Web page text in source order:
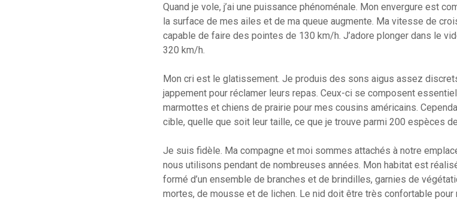
Quand je vole, j’ai une puissance phénoménale. Mon envergure est
la surface de mes ailes et de ma queue augmente. Ma vitesse de
capable de faire des pointes de 130 km/h. J’adore plonger dans le
320 km/h.
Mon cri est le glatissement. Je produis des sons aigus assez
jappement pour réclamer leurs repas. Ceux-ci se composent
marmottes et chiens de prairie pour mes cousins américains.
cible, quelle que soit leur taille, ce que je trouve parmi 200 espèces
Je suis fidèle. Ma compagne et moi sommes attachés à notre
nous utilisons pendant de nombreuses années. Mon habitat est
formé d’un ensemble de branches et de brindilles, garnies de
mortes, de mousse et de lichen. Le nid doit être très confortable pour